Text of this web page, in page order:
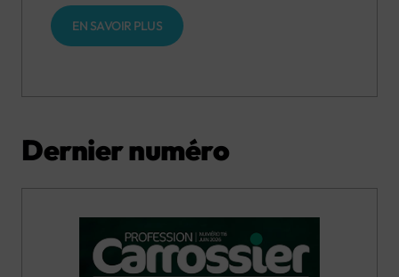
EN SAVOIR PLUS
Dernier numéro